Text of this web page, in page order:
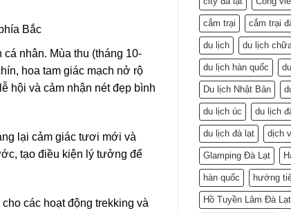
nhân. Mùa thu (tháng 10-
hoa tam giác mạch nở rộ
hội và cảm nhận nét đẹp bình
lại cảm giác tươi mới và
tạo điều kiện lý tưởng để
các hoạt động trekking và
cắm trại cắm trại
du lịch du lịch
du lịch hàn quốc
Du lịch Nhật Bản
du lịch úc du lịch
du lịch đà lạt dịch
Glamping Đà Lạt
hàn quốc hướng
Hồ Tuyền Lâm Đà Lạt